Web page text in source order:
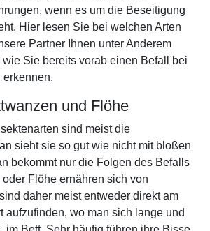
wenn es um die Beseitigung
Hier lesen Sie bei welchen Arten
Partner Ihnen unter Anderem
Sie bereits vorab einen Befall bei
erkennen.
und Flöhe
sind meist die
sieht sie so gut wie nicht mit bloßen
bekommt nur die Folgen des Befalls
Flöhe ernähren sich von
daher meist entweder direkt am
aufzufinden, wo man sich lange und